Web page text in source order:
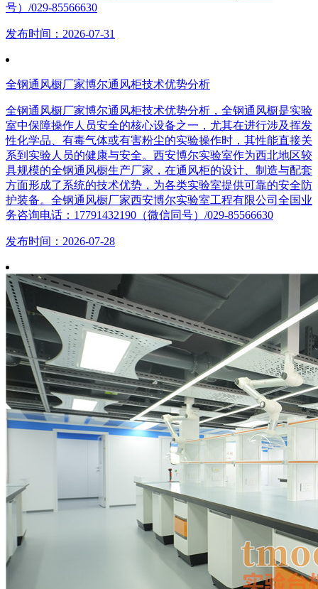
号）/029-85566630
发布时间：2026-07-31
全钢通风橱厂家博尔通风柜技术优势分析
全钢通风橱厂家博尔通风柜技术优势分析，全钢通风橱是实验
室中保障操作人员安全的核心设备之一，尤其在进行涉及挥发
性化学品、有毒气体或有害粉尘的实验操作时，其性能直接关
系到实验人员的健康与安全。西安博尔实验室作为西北地区较
具规模的全钢通风橱生产厂家，在通风柜的设计、制造与配套
方面形成了系统的技术优势，为各类实验室提供可靠的安全防
护装备。全钢通风橱厂家西安博尔实验室工程有限公司全国业
务咨询电话：17791432190（微信同号）/029-85566630
发布时间：2026-07-28